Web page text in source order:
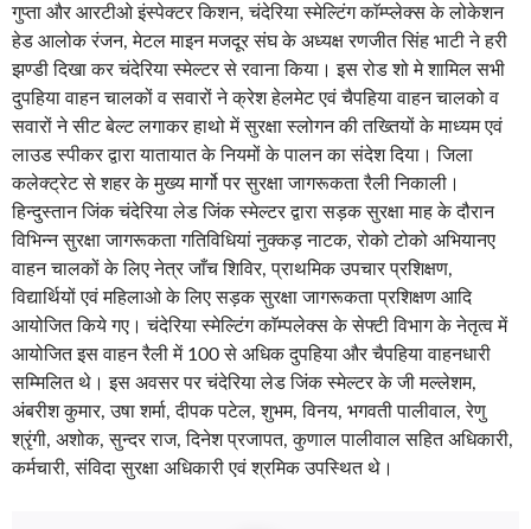
गुप्ता और आरटीओ इंस्पेक्टर किशन, चंदेरिया स्मेल्टिंग काॅम्प्लेक्स के लोकेशन
हेड आलोक रंजन, मेटल माइन मजदूर संघ के अध्यक्ष रणजीत सिंह भाटी ने हरी
झण्डी दिखा कर चंदेरिया स्मेल्टर से रवाना किया। इस रोड शो मे शामिल सभी
दुपहिया वाहन चालकों व सवारों ने क्रेश हेलमेट एवं चैपहिया वाहन चालको व
सवारों ने सीट बेल्ट लगाकर हाथो में सुरक्षा स्लोगन की तख्तियों के माध्यम एवं
लाउड स्पीकर द्वारा यातायात के नियमों के पालन का संदेश दिया। जिला
कलेक्ट्रेट से शहर के मुख्य मार्गो पर सुरक्षा जागरूकता रैली निकाली।
हिन्दुस्तान जिंक चंदेरिया लेड जिंक स्मेल्टर द्वारा सड़क सुरक्षा माह के दौरान
विभिन्न सुरक्षा जागरूकता गतिविधियां नुक्कड़ नाटक, रोको टोको अभियानए
वाहन चालकों के लिए नेत्र जाँच शिविर, प्राथमिक उपचार प्रशिक्षण,
विद्यार्थियों एवं महिलाओ के लिए सड़क सुरक्षा जागरूकता प्रशिक्षण आदि
आयोजित किये गए। चंदेरिया स्मेल्टिंग काॅम्पलेक्स के सेफ्टी विभाग के नेतृत्व में
आयोजित इस वाहन रैली में 100 से अधिक दुपहिया और चैपहिया वाहनधारी
सम्मिलित थे। इस अवसर पर चंदेरिया लेड जिंक स्मेल्टर के जी मल्लेशम,
अंबरीश कुमार, उषा शर्मा, दीपक पटेल, शुभम, विनय, भगवती पालीवाल, रेणु
श्रृंगी, अशोक, सुन्दर राज, दिनेश प्रजापत, कुणाल पालीवाल सहित अधिकारी,
कर्मचारी, संविदा सुरक्षा अधिकारी एवं श्रमिक उपस्थित थे।